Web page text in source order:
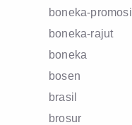
boneka-promosi
boneka-rajut
boneka
bosen
brasil
brosur